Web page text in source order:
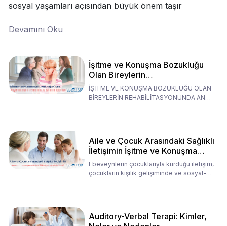
sosyal yaşamları açısından büyük önem taşır
Devamını Oku
İşitme ve Konuşma Bozukluğu
Olan Bireylerin
Rehabilitasyonunda Ana
Babaların Tutumları
İŞİTME VE KONUŞMA BOZUKLUĞU OLAN
BİREYLERİN REHABİLİTASYONUNDA ANA
Aile ve Çocuk Arasındaki Sağlıklı
İletişimin İşitme ve Konuşma
Rehabilitasyonundaki Rolü
Ebeveynlerin çocuklarıyla kurduğu iletişim,
çocukların kişilik gelişiminde ve sosyal-
Auditory-Verbal Terapi: Kimler,